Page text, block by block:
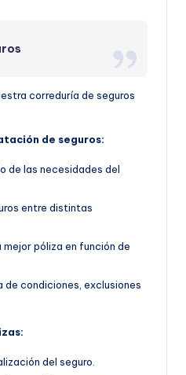
correduría de seguros
de seguros:
de las necesidades del
entre distintas
mejor póliza en función de
condiciones, exclusiones
del seguro.